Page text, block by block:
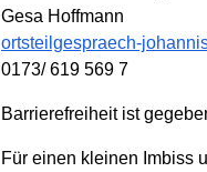
Gesa Hoffmann
ortsteilgespraech-
0173/ 619 569 7
Barrierefreiheit ist
Für einen kleinen Imbiss